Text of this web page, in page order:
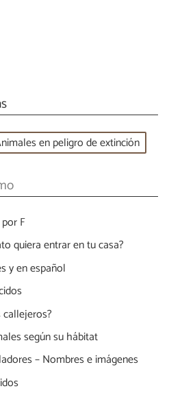
en peligro de extinción
F
quiera entrar en tu casa?
y en español
según su hábitat
– Nombres e imágenes